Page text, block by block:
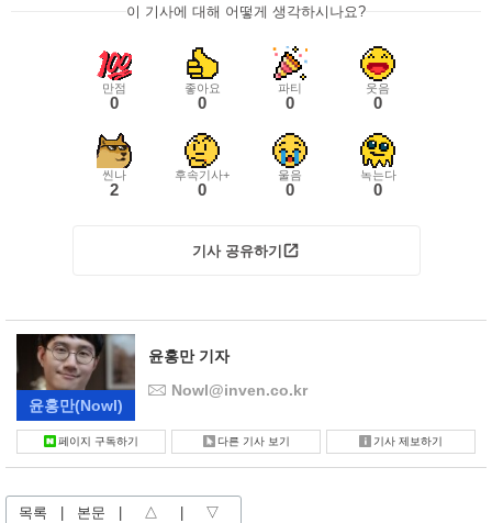
이 기사에 대해 어떻게 생각하시나요?
만점
0
좋아요
0
파티
0
웃음
0
씬나
2
후속기사+
0
울음
0
녹는다
0
기사 공유하기
윤홍만(Nowl)
윤홍만 기자
Nowl@inven.co.kr
페이지 구독하기 다른 기사 보기 기사 제보하기
목록 본문 △ ▽